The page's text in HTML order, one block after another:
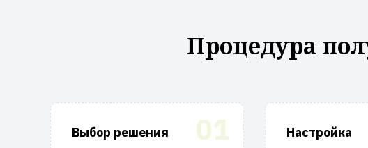
Процедура
01
Выбор решения Настройка